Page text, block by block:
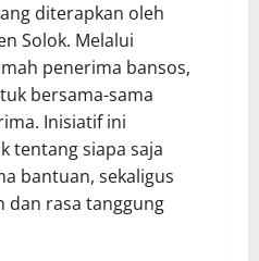
diterapkan oleh
Solok. Melalui
penerima bansos,
bersama-sama
Inisiatif ini
tentang siapa saja
bantuan, sekaligus
dan rasa tanggung